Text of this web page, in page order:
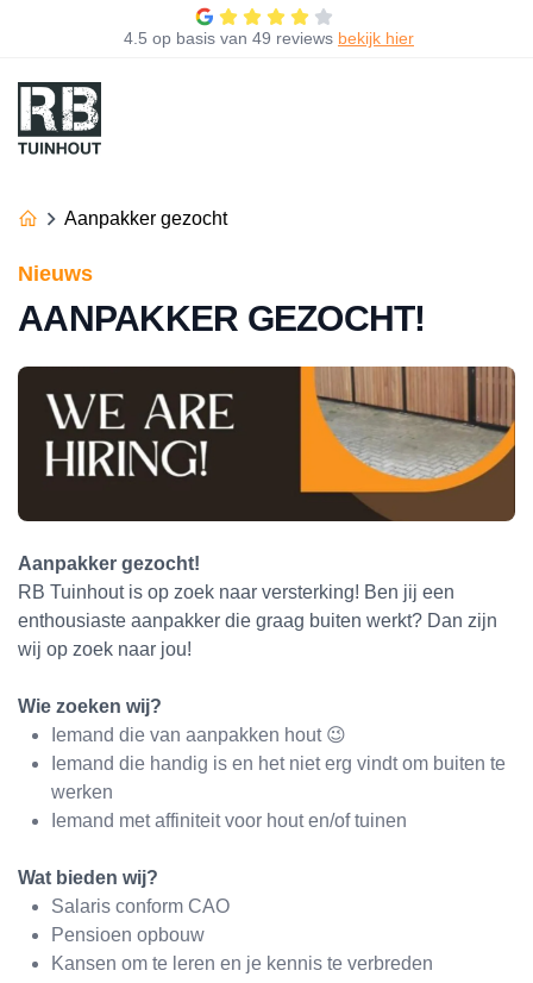
4.5 op basis van 49 reviews bekijk hier
Aanpakker gezocht
Nieuws
AANPAKKER GEZOCHT!
Aanpakker gezocht!
RB Tuinhout is op zoek naar versterking! Ben jij een
enthousiaste aanpakker die graag buiten werkt? Dan zijn
wij op zoek naar jou!
Wie zoeken wij?
Iemand die van aanpakken hout 😉
Iemand die handig is en het niet erg vindt om buiten te
werken
Iemand met affiniteit voor hout en/of tuinen
Wat bieden wij?
Salaris conform CAO
Pensioen opbouw
Kansen om te leren en je kennis te verbreden